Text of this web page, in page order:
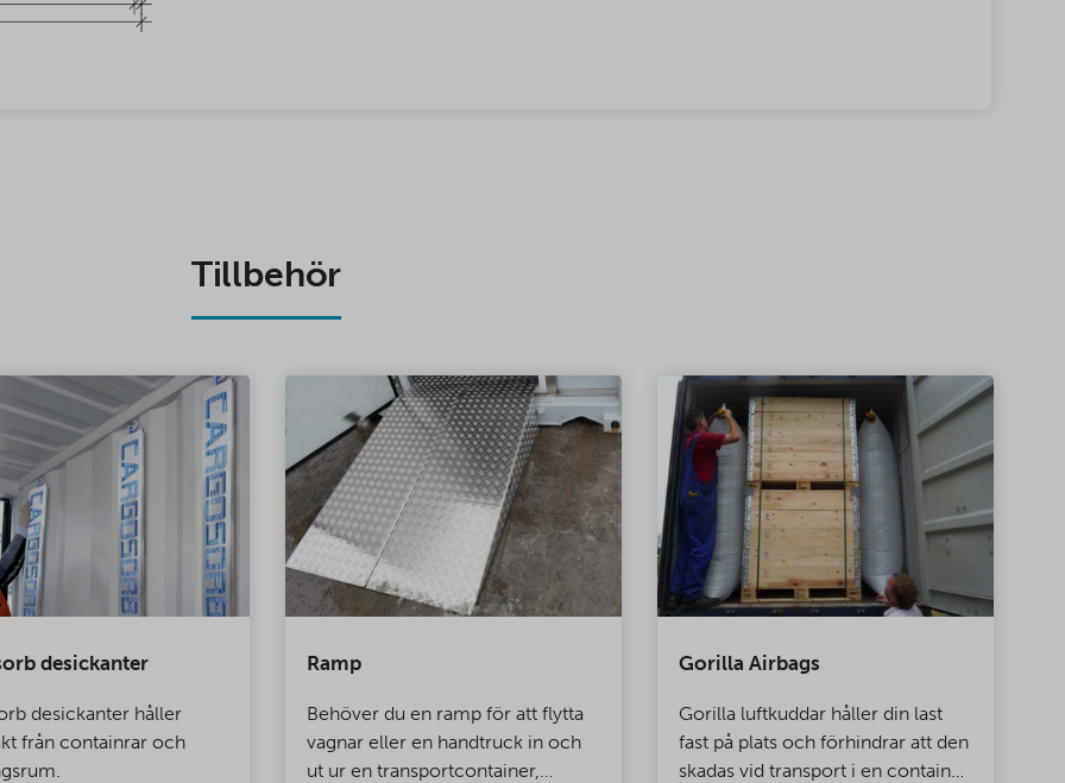
Tillbehör
desickanter
desickanter håller
från containrar och
Ramp
Behöver du en ramp för att flytta
vagnar eller en handtruck in och
ut ur en transportcontainer,
Gorilla Airbags
Gorilla luftkuddar håller din last
fast på plats och förhindrar att den
skadas vid transport i en container.